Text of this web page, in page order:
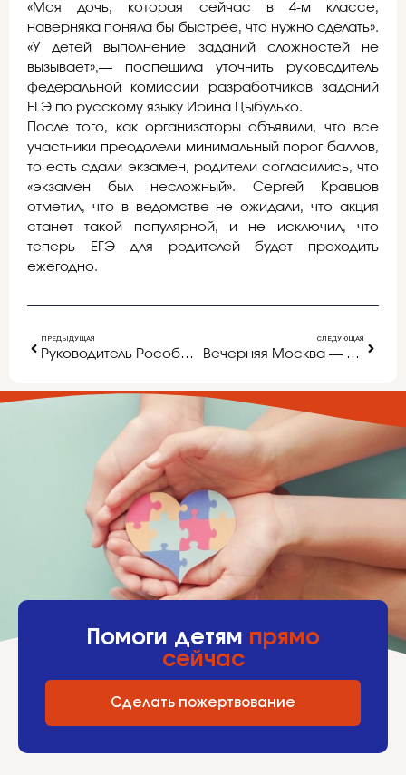
«Моя дочь, которая сейчас в 4-м классе,
наверняка поняла бы быстрее, что нужно сделать».
«У детей выполнение заданий сложностей не
вызывает»,— поспешила уточнить руководитель
федеральной комиссии разработчиков заданий
ЕГЭ по русскому языку Ирина Цыбулько.
После того, как организаторы объявили, что все
участники преодолели минимальный порог баллов,
то есть сдали экзамен, родители согласились, что
«экзамен был несложный». Сергей Кравцов
отметил, что в ведомстве не ожидали, что акция
станет такой популярной, и не исключил, что
теперь ЕГЭ для родителей будет проходить
ежегодно.
ПРЕДЫДУЩАЯ
Руководитель Рособрнадзора и более трех тысяч родителей испытали свои силы на пробном ЕГЭ по русскому языку
СЛЕДУЮЩАЯ
Вечерняя Москва — «Экзамен для пап и мам. Главное — не волноваться»
Помоги детям прямо
сейчас
Сделать пожертвование